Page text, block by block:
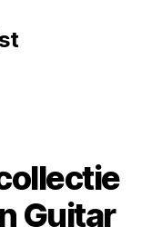
Guitar